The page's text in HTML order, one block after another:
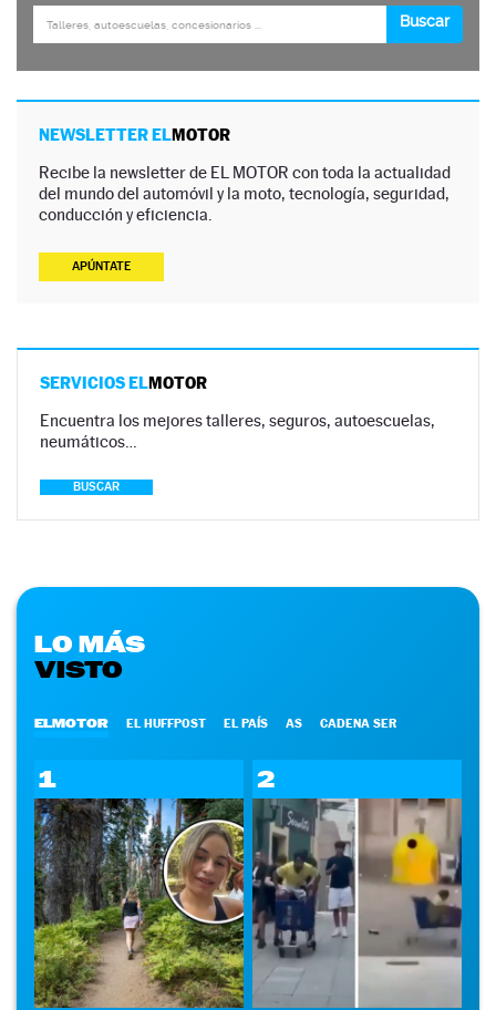
NEWSLETTER ELMOTOR
Recibe la newsletter de EL MOTOR con toda la actualidad
del mundo del automóvil y la moto, tecnología, seguridad,
conducción y eficiencia.
APÚNTATE
SERVICIOS ELMOTOR
Encuentra los mejores talleres, seguros, autoescuelas,
neumáticos…
BUSCAR
LO MÁS
VISTO
ELMOTOR EL HUFFPOST EL PAÍS AS CADENA SER
1 2